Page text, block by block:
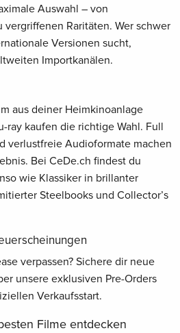
Auswahl – von
Raritäten. Wer schwer
Versionen sucht,
Importkanälen.
aus deiner Heimkinoanlage
ray kaufen die richtige Wahl. Full
verlustfreie Audioformate machen
Bei CeDe.ch findest du
wie Klassiker in brillanter
Steelbooks und Collector’s
verpassen? Sichere dir neue
unsere exklusiven Pre-Orders
Verkaufsstart.
Filme entdecken